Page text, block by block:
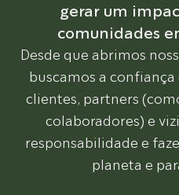
gerar um
comunidades
Desde que abrimos
buscamos a
clientes, partners
colaboradores) e
responsabilidade e
planeta e